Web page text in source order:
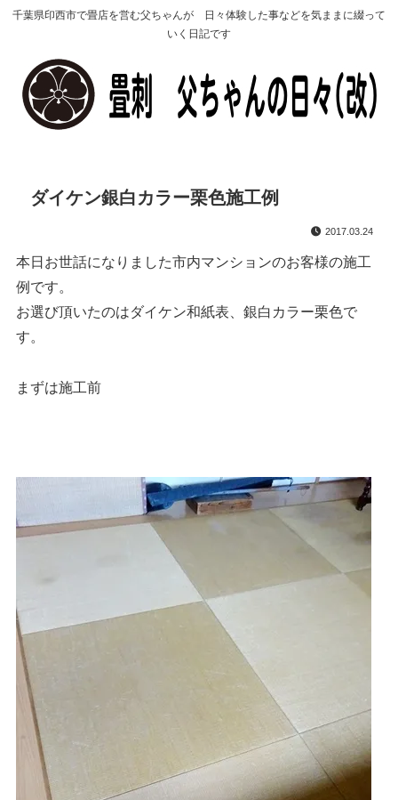
千葉県印西市で畳店を営む父ちゃんが 日々体験した事などを気ままに綴って
いく日記です
ダイケン銀白カラー栗色施工例
2017.03.24
本日お世話になりました市内マンションのお客様の施工
例です。
お選び頂いたのはダイケン和紙表、銀白カラー栗色で
す。
まずは施工前